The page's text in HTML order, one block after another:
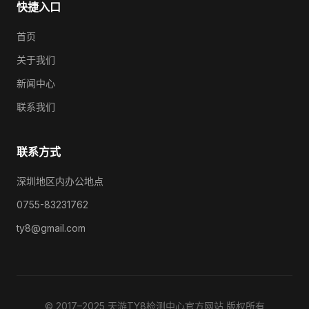
快捷入口
首页
关于我们
新闻中心
联系我们
联系方式
深圳地区内办公地点
0755-83231762
ty8@gmail.com
© 2017–2025 天游TY8检测中心官方网站 版权所有